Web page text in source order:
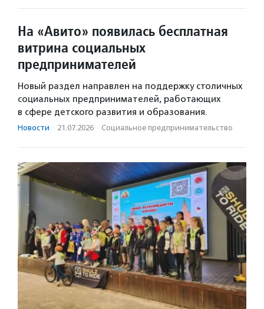
На «Авито» появилась бесплатная
витрина социальных
предпринимателей
Новый раздел направлен на поддержку столичных
социальных предпринимателей, работающих
в сфере детского развития и образования.
Новости · 21.07.2026 · Социальное предпри­нима­тель­ство